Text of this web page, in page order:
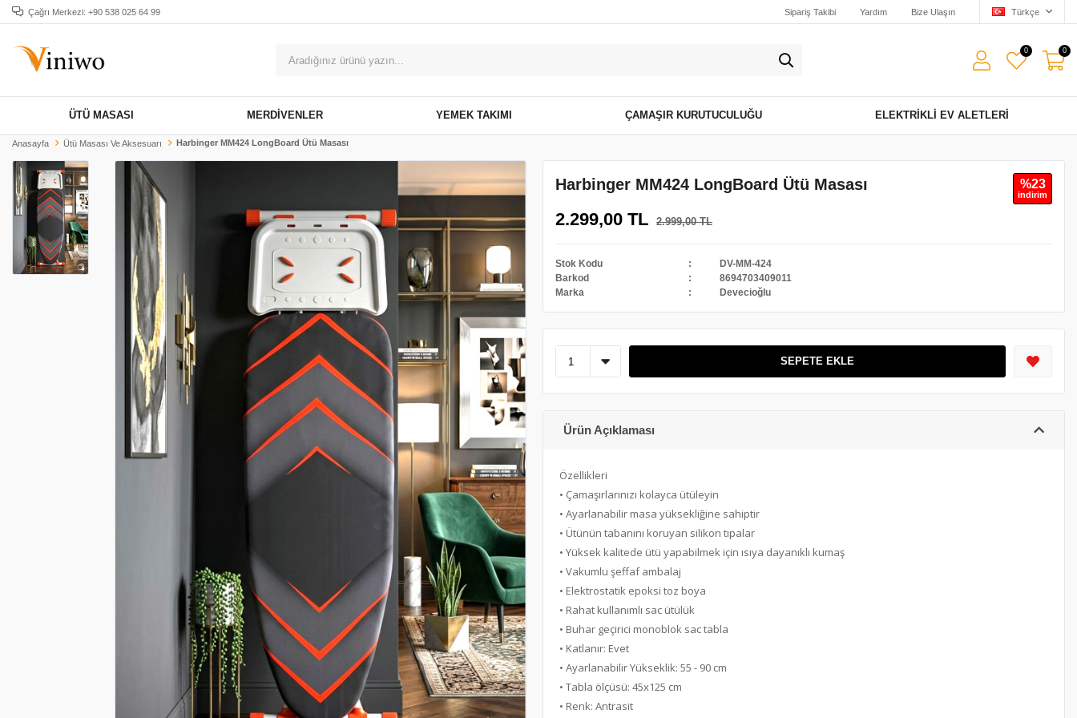
Çağrı Merkezi: +90 538 025 64 99 Sipariş Takibi Yardım Bize Ulaşın Türkçe
0 0
ÜTÜ MASASI MERDIVENLER YEMEK TAKIMI ÇAMAŞIR KURUTUCULUĞU ELEKTRIKLI EV ALETLERI
Anasayfa Ütü Masası Ve Aksesuarı Harbinger MM424 LongBoard Ütü Masası
Harbinger MM424 LongBoard Ütü Masası
2.299,00 TL 2.999,00 TL
%23
i̇ndi̇ri̇m
Stok Kodu
DV-MM-424
Barkod
8694703409011
Marka
Devecioğlu
SEPETE EKLE
Ürün Açıklaması
Özellikleri
• Çamaşırlarınızı kolayca ütüleyin
• Ayarlanabilir masa yüksekliğine sahiptir
• Ütünün tabanını koruyan silikon tıpalar
• Yüksek kalitede ütü yapabilmek için ısıya dayanıklı kumaş
• Vakumlu şeffaf ambalaj
• Elektrostatik epoksi toz boya
• Rahat kullanımlı sac ütülük
• Buhar geçirici monoblok sac tabla
• Katlanır: Evet
• Ayarlanabilir Yükseklik: 55 - 90 cm
• Tabla ölçüsü: 45x125 cm
• Renk: Antrasit